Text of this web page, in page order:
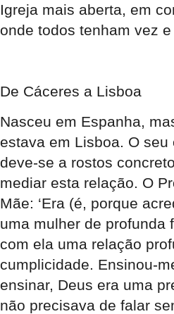
Igreja mais aberta, em
onde todos tenham vez e
De Cáceres a Lisboa
Nasceu em Espanha,
estava em Lisboa. O
deve-se a rostos
mediar esta relação. O
Mãe: ‘Era (é, porque
uma mulher de profunda
com ela uma relação
cumplicidade. Ensinou-
ensinar, Deus era uma
não precisava de falar